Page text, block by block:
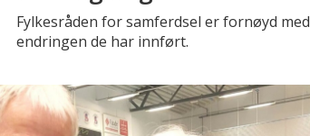
Fylkesråden for samferdsel er fornøyd med
endringen de har innført.